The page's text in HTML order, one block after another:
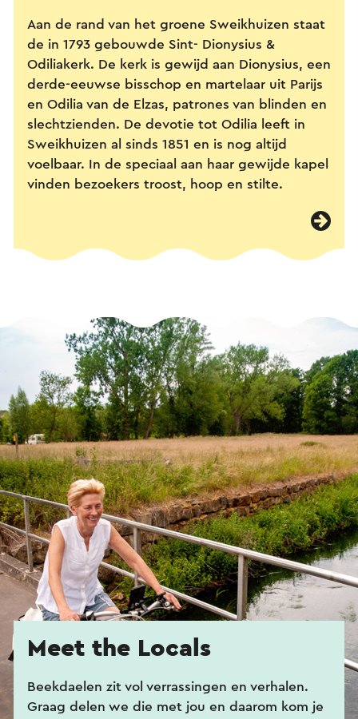
Aan de rand van het groene Sweikhuizen staat
de in 1793 gebouwde Sint- Dionysius &
Odiliakerk. De kerk is gewijd aan Dionysius, een
derde-eeuwse bisschop en martelaar uit Parijs
en Odilia van de Elzas, patrones van blinden en
slechtzienden. De devotie tot Odilia leeft in
Sweikhuizen al sinds 1851 en is nog altijd
voelbaar. In de speciaal aan haar gewijde kapel
vinden bezoekers troost, hoop en stilte.
Meet the Locals
Beekdaelen zit vol verrassingen en verhalen.
Graag delen we die met jou en daarom kom je